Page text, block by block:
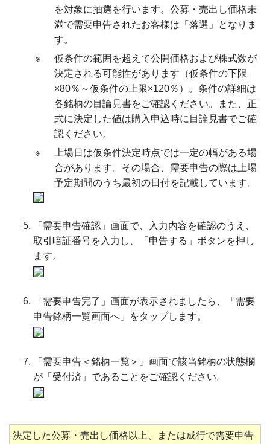
を対象に抽選を行います。公募・売出し価格未
満で需要申告されたお客様は「落選」となりま
す。
※
仮条件の範囲を超えて公開価格および株式数が
決定される可能性があります（仮条件の下限
×80％～仮条件の上限×120％）。条件の詳細は
各銘柄の目論見書をご確認ください。また、正
式に決定した値は購入申込時に目論見書でご確
認ください。
※
上場日は仮条件決定時点では一定の幅がある場
合があります。その場合、需要申告の際は上場
予定期間のうち最初の日付を記載しています。
「需要申告確認」画面で、入力内容を確認のうえ、
取引暗証番号を入力し、「申告する」ボタンを押し
ます。
「需要申告完了」画面が表示されましたら、「需要
申告銘柄一覧画面へ」をタップします。
「需要申告＜銘柄一覧＞」画面で該当銘柄の状態欄
が「受付済」であることをご確認ください。
決定した公募・売出し価格以上、または成行で需要申告